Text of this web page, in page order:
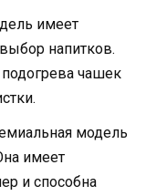
имеет
напитков.
чашек
модель
имеет
и способна